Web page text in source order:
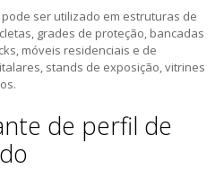
pode ser utilizado em estruturas de
grades de proteção, bancadas
móveis residenciais e de
stands de exposição, vitrines
de perfil de